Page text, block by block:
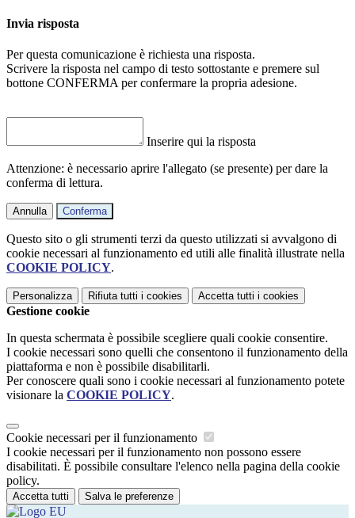
Invia risposta
Per questa comunicazione è richiesta una risposta.
Scrivere la risposta nel campo di testo sottostante e premere sul
bottone CONFERMA per confermare la propria adesione.
Inserire qui la risposta
Attenzione: è necessario aprire l'allegato (se presente) per dare la
conferma di lettura.
Annulla Conferma
Questo sito o gli strumenti terzi da questo utilizzati si avvalgono di
cookie necessari al funzionamento ed utili alle finalità illustrate nella
COOKIE POLICY.
Personalizza Rifiuta tutti i cookies Accetta tutti i cookies
Gestione cookie
In questa schermata è possibile scegliere quali cookie consentire.
I cookie necessari sono quelli che consentono il funzionamento della
piattaforma e non è possibile disabilitarli.
Per conoscere quali sono i cookie necessari al funzionamento potete
visionare la COOKIE POLICY.
Cookie necessari per il funzionamento
I cookie necessari per il funzionamento non possono essere
disabilitati. È possibile consultare l'elenco nella pagina della cookie
policy.
Accetta tutti Salva le preferenze